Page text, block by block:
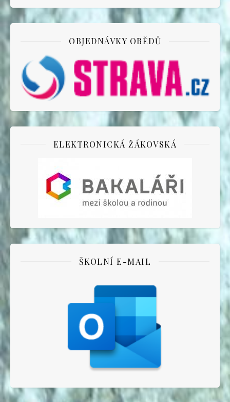
OBJEDNÁVKY OBĚDŮ
ELEKTRONICKÁ ŽÁKOVSKÁ
ŠKOLNÍ E-MAIL